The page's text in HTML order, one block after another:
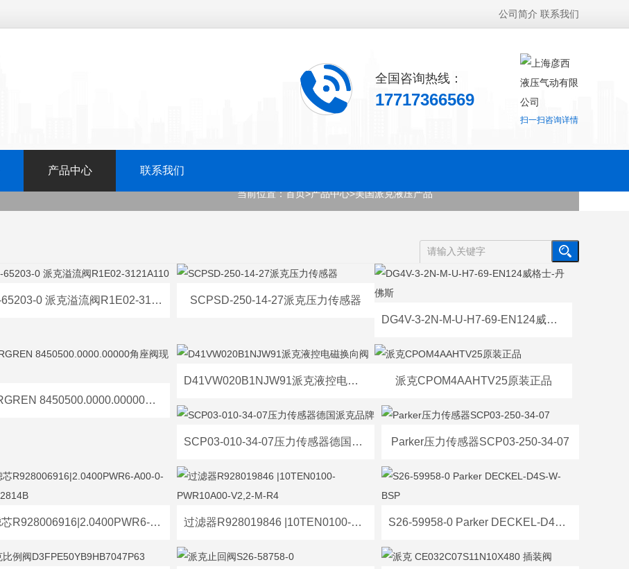
公司简介 联系我们
扫一扫咨询详情
全国咨询热线：
17717366569
产品中心 联系我们
当前位置：首页>产品中心>美国派克液压产品
016-65203-0 派克溢流阀R1E02-3121A110
SCPSD-250-14-27派克压力传感器
DG4V-3-2N-M-U-H7-69-EN124威格士-丹佛斯
NORGREN 8450500.0000.00000角座阀现货
D41VW020B1NJW91派克液控电磁换向阀 派克CPOM4AAHTV25原装正品
SCP03-010-34-07压力传感器德国派克品牌 Parker压力传感器SCP03-250-34-07
过滤芯R928006916|2.0400PWR6-A00-0-M 1002814B 过滤器R928019846 |10TEN0100-PWR10A00-V2,2-M-R4 S26-59958-0 Parker DECKEL-D4S-W-BSP